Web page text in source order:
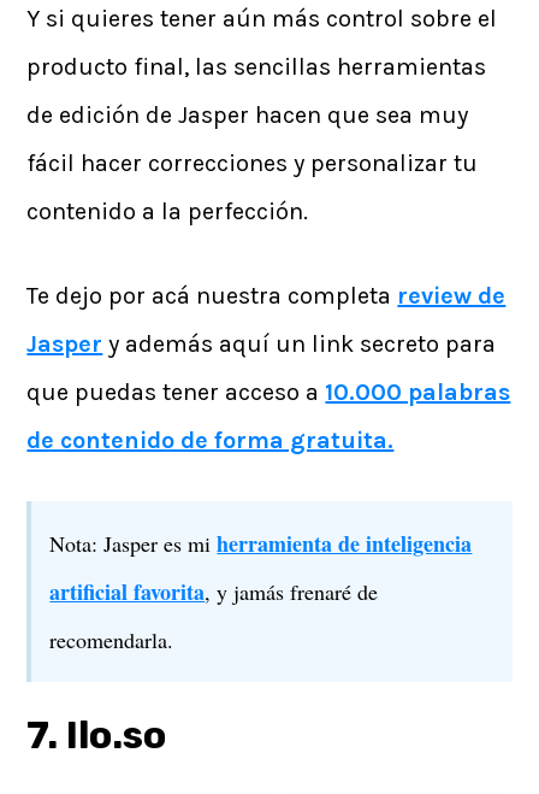
Y si quieres tener aún más control sobre el
producto final, las sencillas herramientas
de edición de Jasper hacen que sea muy
fácil hacer correcciones y personalizar tu
contenido a la perfección.
Te dejo por acá nuestra completa review de
Jasper y además aquí un link secreto para
que puedas tener acceso a 10.000 palabras
de contenido de forma gratuita.
Nota: Jasper es miherramienta de inteligencia
artificial favorita, y jamás frenaré de
recomendarla.
7. Ilo.so